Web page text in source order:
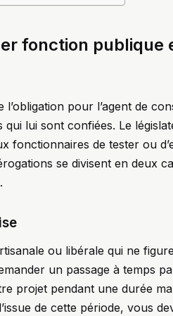
fonction publique
pour l’agent de
qui lui sont confiées. Le
fonctionnaires de tester ou
se divisent en deux
ou libérale qui ne
un passage à temps
projet pendant une durée
de cette période, vous